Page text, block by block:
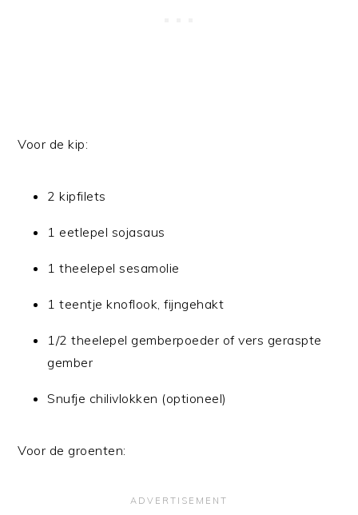
Voor de kip:
2 kipfilets
1 eetlepel sojasaus
1 theelepel sesamolie
1 teentje knoflook, fijngehakt
1/2 theelepel gemberpoeder of vers geraspte
gember
Snufje chilivlokken (optioneel)
Voor de groenten: